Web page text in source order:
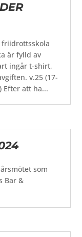
friidrottsskola
är fylld av
ingår t-shirt,
v.25 (17-
Efter att ha...
som
Bar &